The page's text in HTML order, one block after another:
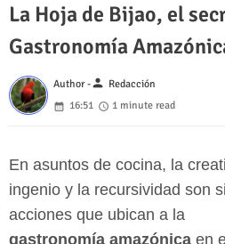
La Hoja de Bijao, el
Gastronomía
Author -person Redacción
16:51
1 minute read
En asuntos de cocina, la
ingenio y la recursividad son
acciones que ubican a la
gastronomía amazónica en